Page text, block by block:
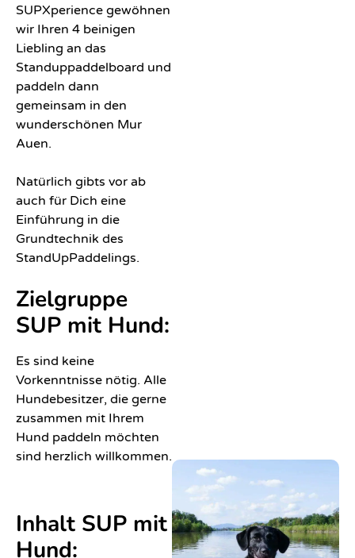
XXL
SUP
Tour
SUP
Yoga
&
Fit
Mur
Boots
Tour
Graz
SUP
in
Graz
SUP
Flußwandern
&
SUPXperience gewöhnen
wir Ihren 4 beinigen
Liebling an das
Standuppaddelboard und
paddeln dann
gemeinsam in den
wunderschönen Mur
Auen.
Natürlich gibts vor ab
auch für Dich eine
Einführung in die
Grundtechnik des
StandUpPaddelings.
Zielgruppe
SUP mit Hund:
Es sind keine
Vorkenntnisse nötig. Alle
Hundebesitzer, die gerne
zusammen mit Ihrem
Hund paddeln möchten
sind herzlich willkommen.
Inhalt SUP mit
Hund: